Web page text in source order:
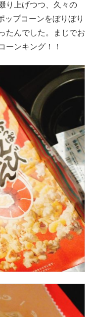
り上げつつ、久々の
ップコーンをぼりぼり
たんでした。まじでお
ーンキング！！